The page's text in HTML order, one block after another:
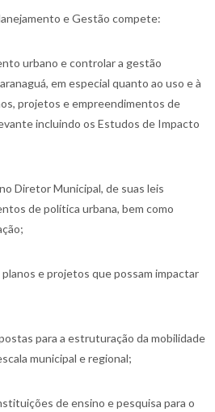
e Gestão compete:
urbano e controlar a gestão
em especial quanto ao uso e à
projetos e empreendimentos de
incluindo os Estudos de Impacto
Diretor Municipal, de suas leis
de política urbana, bem como
e projetos que possam impactar
para a estruturação da mobilidade
municipal e regional;
de ensino e pesquisa para o